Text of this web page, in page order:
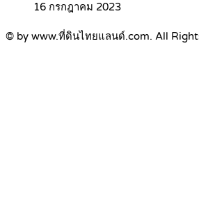
16 กรกฎาคม 2023
© by www.ที่ดินไทยแลนด์.com. All